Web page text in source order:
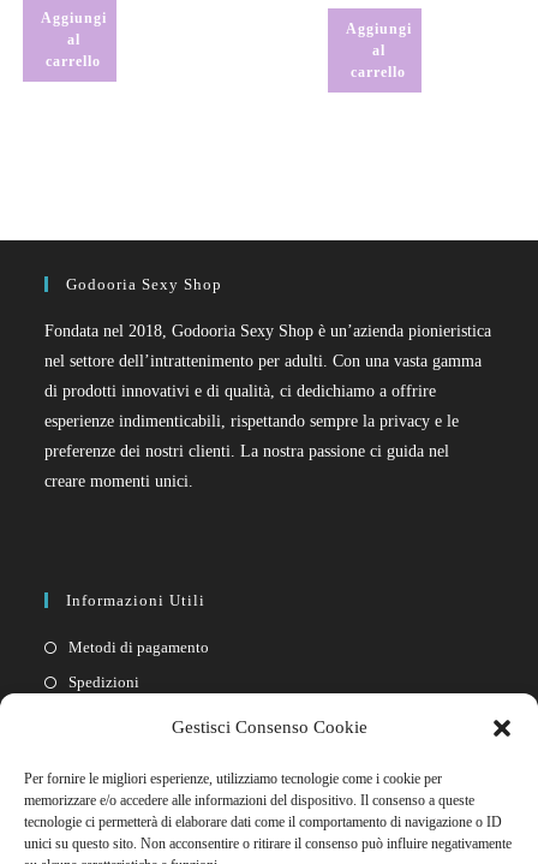
Gestisci Consenso Cookie
Per fornire le migliori esperienze, utilizziamo tecnologie come i cookie per
memorizzare e/o accedere alle informazioni del dispositivo. Il consenso a queste
tecnologie ci permetterà di elaborare dati come il comportamento di navigazione o ID
unici su questo sito. Non acconsentire o ritirare il consenso può influire negativamente
Aggiungi
al
carrello
Aggiungi
al
carrello
Godooria Sexy Shop
Fondata nel 2018, Godooria Sexy Shop è un’azienda pionieristica
nel settore dell’intrattenimento per adulti. Con una vasta gamma
di prodotti innovativi e di qualità, ci dedichiamo a offrire
esperienze indimenticabili, rispettando sempre la privacy e le
preferenze dei nostri clienti. La nostra passione ci guida nel
creare momenti unici.
Informazioni Utili
Metodi di pagamento
Spedizioni
Cookie policy
Link Rapidi